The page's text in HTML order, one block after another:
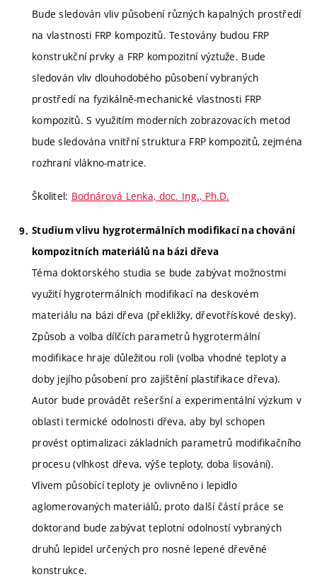
Bude sledován vliv působení různých kapalných prostředí
na vlastnosti FRP kompozitů. Testovány budou FRP
konstrukční prvky a FRP kompozitní výztuže. Bude
sledován vliv dlouhodobého působení vybraných
prostředí na fyzikálně-mechanické vlastnosti FRP
kompozitů. S využitím moderních zobrazovacích metod
bude sledována vnitřní struktura FRP kompozitů, zejména
rozhraní vlákno-matrice.
Školitel: Bodnárová Lenka, doc. Ing., Ph.D.
Studium vlivu hygrotermálních modifikací na chování
kompozitních materiálů na bázi dřeva
Téma doktorského studia se bude zabývat možnostmi
využití hygrotermálních modifikací na deskovém
materiálu na bázi dřeva (překližky, dřevotřískové desky).
Způsob a volba dílčích parametrů hygrotermální
modifikace hraje důležitou roli (volba vhodné teploty a
doby jejího působení pro zajištění plastifikace dřeva).
Autor bude provádět rešeršní a experimentální výzkum v
oblasti termické odolnosti dřeva, aby byl schopen
provést optimalizaci základních parametrů modifikačního
procesu (vlhkost dřeva, výše teploty, doba lisování).
Vlivem působící teploty je ovlivněno i lepidlo
aglomerovaných materiálů, proto další částí práce se
doktorand bude zabývat teplotní odolností vybraných
druhů lepidel určených pro nosné lepené dřevěné
konstrukce.